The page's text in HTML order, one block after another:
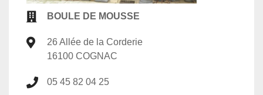
BOULE DE MOUSSE
26 Allée de la Corderie
16100 COGNAC
05 45 82 04 25